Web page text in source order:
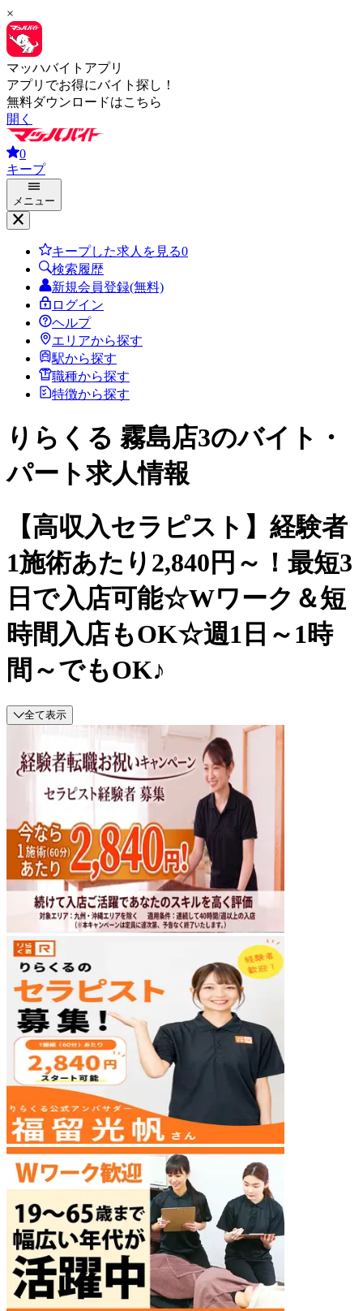
×
マッハバイトアプリ
アプリでお得にバイト探し！
無料ダウンロードはこちら
開く
0
キープ
メニュー
キープした求人を見る0
検索履歴
新規会員登録(無料)
ログイン
ヘルプ
エリアから探す
駅から探す
職種から探す
特徴から探す
りらくる 霧島店3のバイト・
パート求人情報
【高収入セラピスト】経験者
1施術あたり2,840円～！最短3
日で入店可能☆Wワーク＆短
時間入店もOK☆週1日～1時
間～でもOK♪
全て表示